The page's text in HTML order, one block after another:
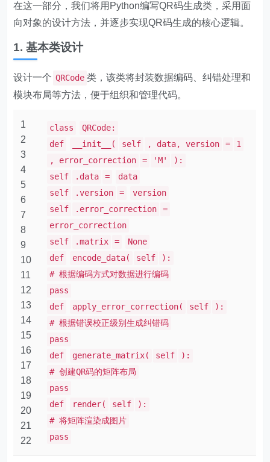
在这一部分，我们将用Python编写QR码生成类，采用面
向对象的设计方法，并逐步实现QR码生成的核心逻辑。
1. 基本类设计
设计一个 QRCode 类，该类将封装数据编码、纠错处理和
模块布局等方法，便于组织和管理代码。
1
2
3
4
5
6
7
8
9
10
11
12
13
14
15
16
17
18
19
20
21
22
class
QRCode:
def
__init__( self , data, version =
1
, error_correction
= 'M'
):
self
.data =
data
self
.version =
version
self
.error_correction
=
error_correction
self
.matrix =
None
def
encode_data( self
):
# 根据编码方式对数据进行编码
pass
def
apply_error_correction( self
):
# 根据错误校正级别生成纠错码
pass
def
generate_matrix( self
):
# 创建QR码的矩阵布局
pass
def
render( self
):
# 将矩阵渲染成图片
pass